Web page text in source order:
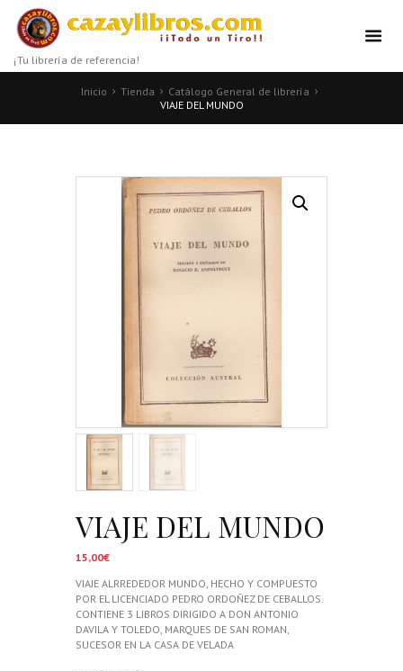
¡Tu librería de referencia!
Inicio Tienda
Catálogo General de librería
VIAJE DEL MUNDO
VIAJE DEL MUNDO
15,00€
VIAJE ALRREDEDOR MUNDO, HECHO Y COMPUESTO
POR EL LICENCIADO PEDRO ORDOÑEZ DE CEBALLOS.
CONTIENE 3 LIBROS DIRIGIDO A DON ANTONIO
DAVILA Y TOLEDO, MARQUES DE SAN ROMAN,
SUCESOR EN LA CASA DE VELADA